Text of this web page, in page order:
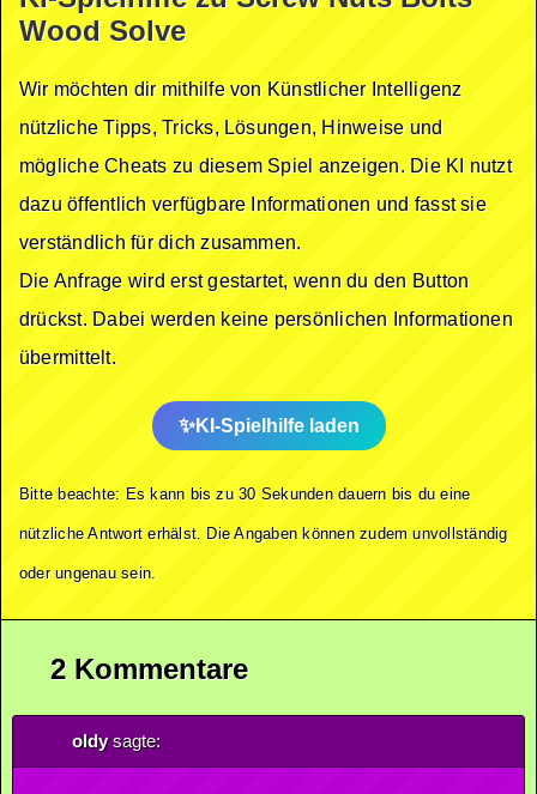
Wood Solve
Wir möchten dir mithilfe von Künstlicher Intelligenz
nützliche Tipps, Tricks, Lösungen, Hinweise und
mögliche Cheats zu diesem Spiel anzeigen. Die KI nutzt
dazu öffentlich verfügbare Informationen und fasst sie
verständlich für dich zusammen.
Die Anfrage wird erst gestartet, wenn du den Button
drückst. Dabei werden keine persönlichen Informationen
übermittelt.
KI-Spielhilfe laden
Bitte beachte: Es kann bis zu 30 Sekunden dauern bis du eine
nützliche Antwort erhälst. Die Angaben können zudem unvollständig
oder ungenau sein.
2 Kommentare
oldysagte: